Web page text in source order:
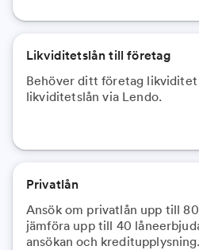
Likviditetslån till företag
Behöver ditt företag likviditet
likviditetslån via Lendo.
Privatlån
Ansök om privatlån upp till
jämföra upp till 40
ansökan och kreditupplysning.